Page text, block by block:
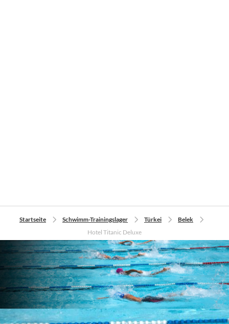
Startseite Schwimm-Trainingslager Türkei
Belek
Hotel Titanic Deluxe